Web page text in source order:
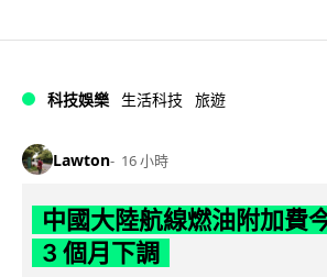
科技娛樂 生活科技 旅遊
Lawton 16 小時
中國大陸航線燃油附加費
3 個月下調